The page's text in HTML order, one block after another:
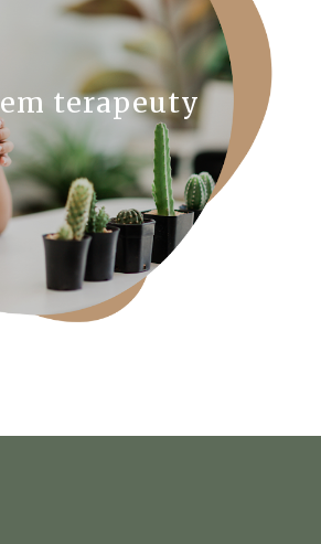
terapeuty